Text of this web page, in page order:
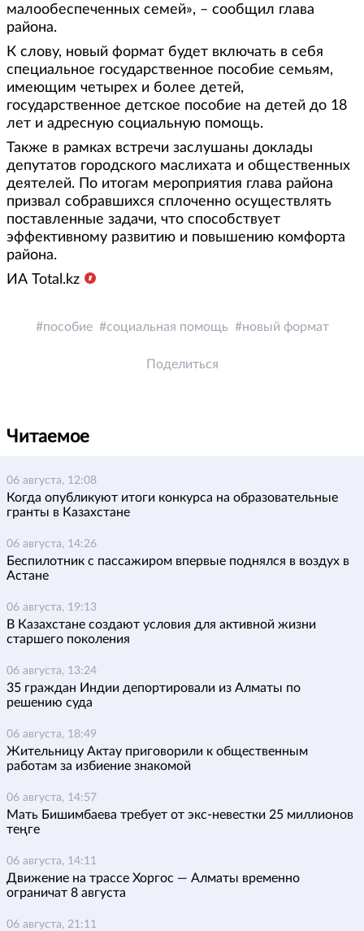
малообеспеченных семей», – сообщил глава
района.
К слову, новый формат будет включать в себя
специальное государственное пособие семьям,
имеющим четырех и более детей,
государственное детское пособие на детей до 18
лет и адресную социальную помощь.
Также в рамках встречи заслушаны доклады
депутатов городского маслихата и общественных
деятелей. По итогам мероприятия глава района
призвал собравшихся сплоченно осуществлять
поставленные задачи, что способствует
эффективному развитию и повышению комфорта
района.
ИА Total.kz
пособие социальная помощь новый формат
Поделиться
Читаемое
06 августа, 12:08
Когда опубликуют итоги конкурса на образовательные
гранты в Казахстане
06 августа, 14:26
Беспилотник с пассажиром впервые поднялся в воздух в
Астане
06 августа, 19:13
В Казахстане создают условия для активной жизни
старшего поколения
06 августа, 13:24
35 граждан Индии депортировали из Алматы по
решению суда
06 августа, 18:49
Жительницу Актау приговорили к общественным
работам за избиение знакомой
06 августа, 14:57
Мать Бишимбаева требует от экс-невестки 25 миллионов
теңге
06 августа, 14:11
Движение на трассе Хоргос — Алматы временно
ограничат 8 августа
06 августа, 21:11